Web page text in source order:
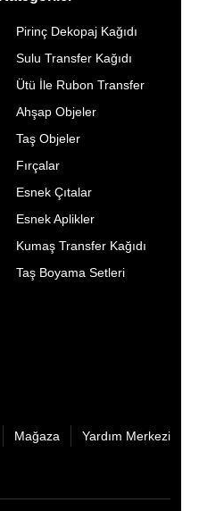
Pirinç Dekopaj Kağıdı
Sulu Transfer Kağıdı
Ütü İle Rubon Transfer
Ahşap Objeler
Taş Objeler
Fırçalar
Esnek Çıtalar
Esnek Aplikler
Kumaş Transfer Kağıdı
Taş Boyama Setleri
Mağaza Yardım Merkezi